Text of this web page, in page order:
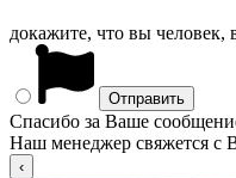
докажите, что вы человек,
Спасибо за Ваше
Наш менеджер свяжется с